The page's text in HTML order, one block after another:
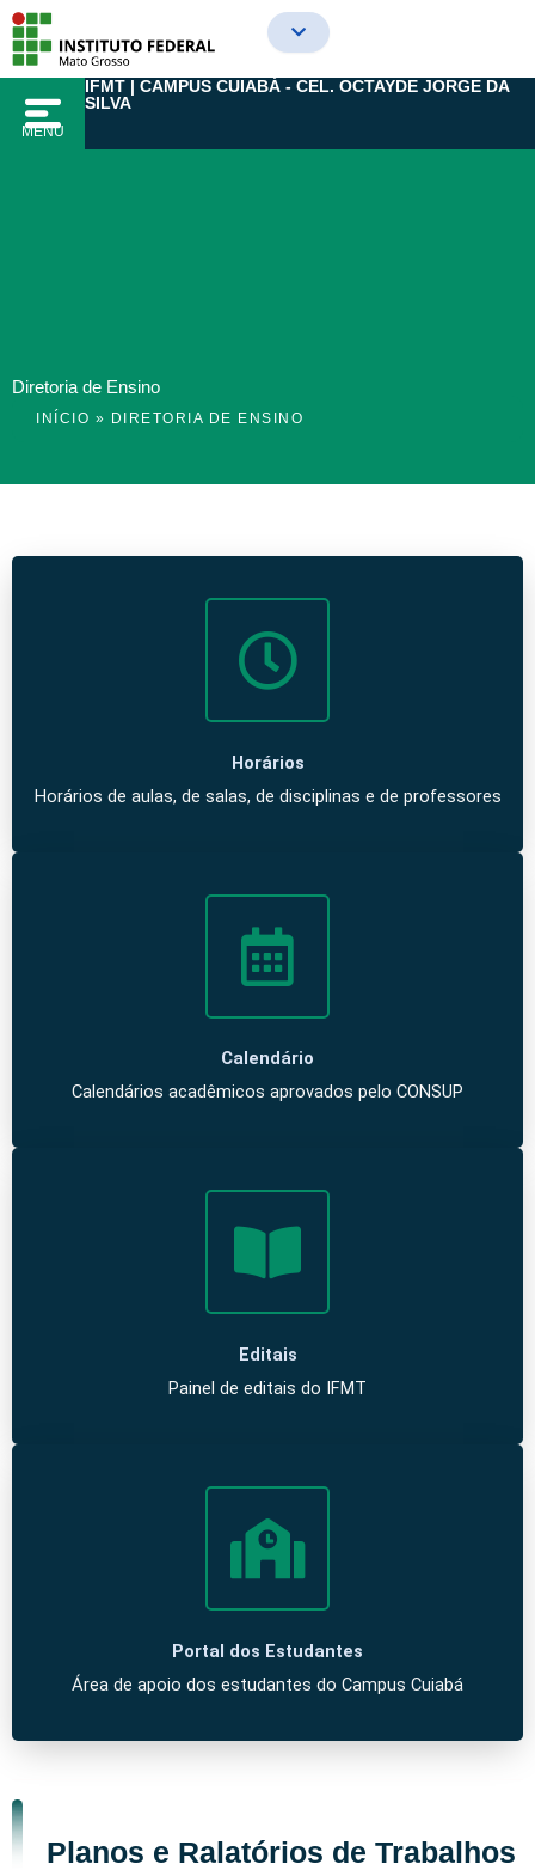
para
conteúdo
MENU
IFMT | CAMPUS CUIABÁ - CEL. OCTAYDE JORGE DA
SILVA
Diretoria de Ensino
INÍCIO » DIRETORIA DE ENSINO
Horários
Horários de aulas, de salas, de disciplinas e de professores
Calendário
Calendários acadêmicos aprovados pelo CONSUP
Editais
Painel de editais do IFMT
Portal dos Estudantes
Área de apoio dos estudantes do Campus Cuiabá
Planos e Ralatórios de Trabalhos